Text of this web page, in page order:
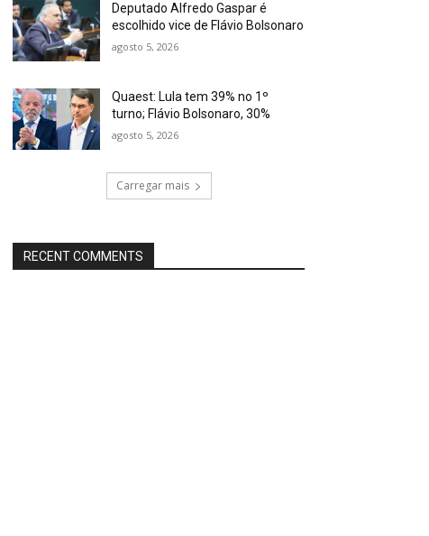
Deputado Alfredo Gaspar é
escolhido vice de Flávio Bolsonaro
agosto 5, 2026
Quaest: Lula tem 39% no 1º
turno; Flávio Bolsonaro, 30%
agosto 5, 2026
Carregar mais
RECENT COMMENTS